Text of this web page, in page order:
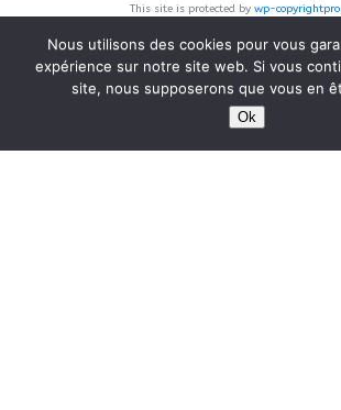
This site is protected by wp-
Nous utilisons des cookies pour vous
expérience sur notre site web. Si vous
site, nous supposerons que vous en
Ok